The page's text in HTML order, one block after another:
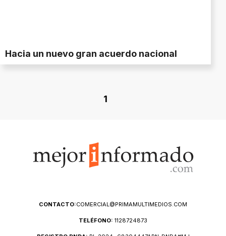
Hacia un nuevo gran acuerdo nacional
1
CONTACTO:COMERCIAL@PRIMAMULTIMEDIOS.COM
TELÉFONO: 1128724873